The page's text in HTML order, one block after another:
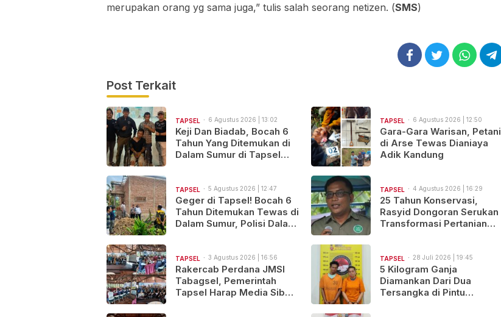
merupakan orang yg sama juga,” tulis salah seorang netizen. (SMS)
Post Terkait
TAPSEL 6 Agustus 2026 | 13:02
Keji Dan Biadab, Bocah 6
Tahun Yang Ditemukan di
Dalam Sumur di Tapsel
Berhasil di Bekuk Polisi
TAPSEL 6 Agustus 2026 | 12:50
Gara-Gara Warisan, Petani
di Arse Tewas Dianiaya
Adik Kandung
TAPSEL 5 Agustus 2026 | 12:47
Geger di Tapsel! Bocah 6
Tahun Ditemukan Tewas di
Dalam Sumur, Polisi Dalami
TAPSEL 4 Agustus 2026 | 16:29
25 Tahun Konservasi,
Rasyid Dongoran Serukan
Transformasi Pertanian
TAPSEL 3 Agustus 2026 | 16:56
Rakercab Perdana JMSI
Tabagsel, Pemerintah
Tapsel Harap Media Siber
TAPSEL 28 Juli 2026 | 19:45
5 Kilogram Ganja
Diamankan Dari Dua
Tersangka di Pintu